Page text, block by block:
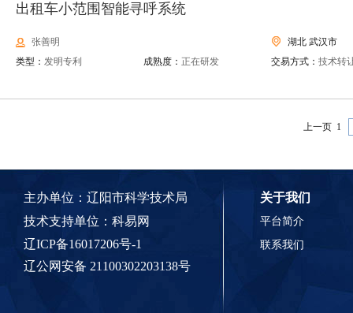
出租车小范围智能寻呼系统
张善明
湖北 武汉市
类型： 发明专利 成熟度： 正在研发 交易方式： 技术转
上一页 1
主办单位：辽阳市科学技术局
技术支持单位： 科易网
辽ICP备16017206号-1
辽公网安备 21100302203138号
关于我们
平台简介
联系我们